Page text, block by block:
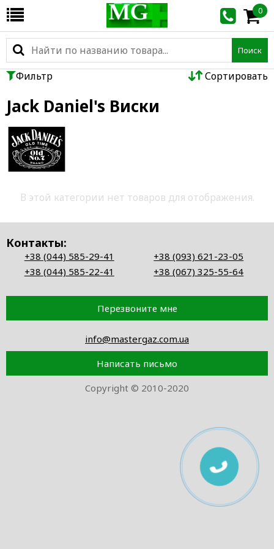
0
Поиск
Jack Daniel's Виски
Фильтр Сортировать
В этой категории нет товаров для отображения.
Контакты:
+38 (044) 585-29-41
+38 (093) 621-23-05
+38 (044) 585-22-41
+38 (067) 325-55-64
Перезвоните мне
info@mastergaz.com.ua
Написать письмо
Copyright © 2010-2020